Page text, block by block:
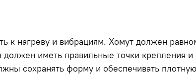
к нагреву и вибрациям. Хомут должен
иметь правильные точки крепления и
сохранять форму и обеспечивать